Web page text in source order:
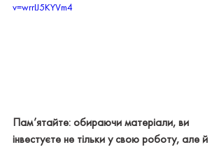
v=wrrIJ5KYVm4
Пам’ятайте: обираючи матеріали, ви
інвестуєте не тільки у свою роботу, але й